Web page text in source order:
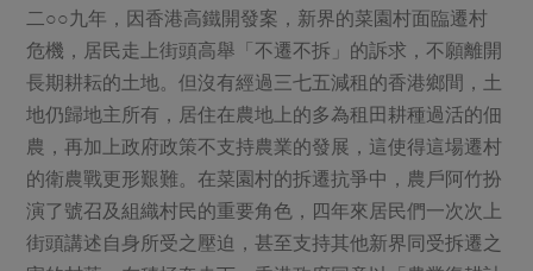
日用品 圖書禮品
最新產品
優惠專區
素食專區
異國料理
年菜食譜
養身食補
節慶大餐
高麗菜海鮮煎餅
傳到心坎裡，誠心又澎派
綠主張月刊
典藏閱覽室
媒體報導
下載專區
地區活動
二○○九年，因香港高鐵開發案，新界的菜園村面臨遷村
危機，居民走上街頭高舉「不遷不拆」的訴求，不願離開
長期耕耘的土地。但沒有經過三七五減租的香港鄉間，土
地仍歸地主所有，居住在農地上的多為租田耕種過活的佃
農，再加上政府政策不支持農業的發展，這使得這場遷村
的衛農戰更形艱難。在菜園村的拆遷抗爭中，農戶阿竹扮
演了號召及組織村民的重要角色，四年來居民們一次次上
街頭講述自身所受之壓迫，甚至支持其他新界同受拆遷之